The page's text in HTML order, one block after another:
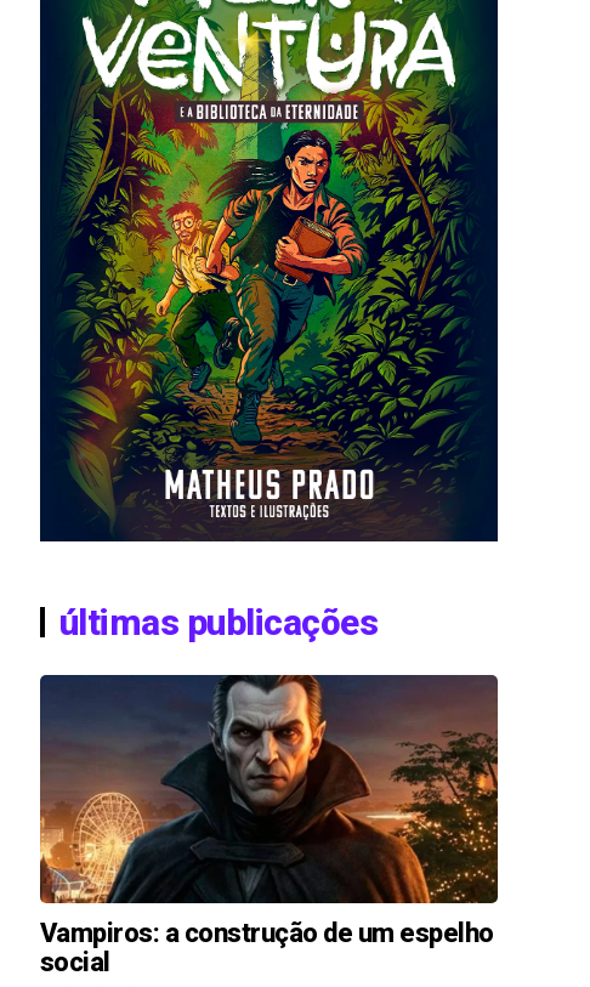
últimas publicações
Vampiros: a construção de um espelho
social